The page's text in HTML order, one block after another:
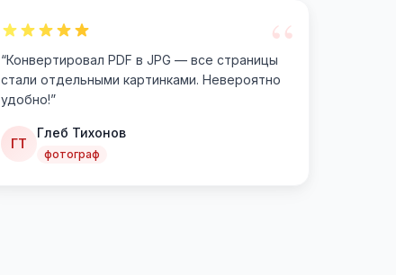
“
“Конвертировал PDF в JPG — все страницы
стали отдельными картинками. Невероятно
удобно!”
ГТ
Глеб Тихонов
фотограф